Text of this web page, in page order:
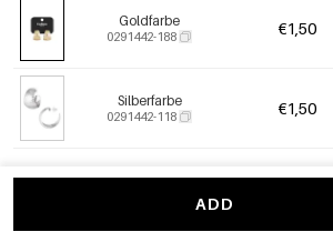
Goldfarbe
0291442-188 €1,50
Silberfarbe
0291442-118 €1,50
ADD